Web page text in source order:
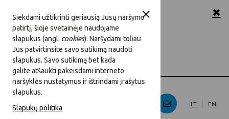
Siekdami užtikrinti geriausią Jūsų naršymo
patirtį, šioje svetainėje naudojame
slapukus (angl. cookies). Naršydami toliau
Jūs patvirtinsite savo sutikimą naudoti
slapukus. Savo sutikimą bet kada
galite atšaukti pakeisdami interneto
naršyklės nustatymus ir ištrindami įrašytus
slapukus.
Slapukų politika
Šriftas: A
Fonas: baltas Juoda
Iliustracijos: Rodyti Slėpti
✖
LT EN